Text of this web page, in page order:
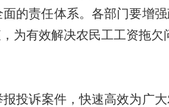
的责任体系。各部门要增强
为有效解决农民工工资拖欠
投诉案件，快速高效为广